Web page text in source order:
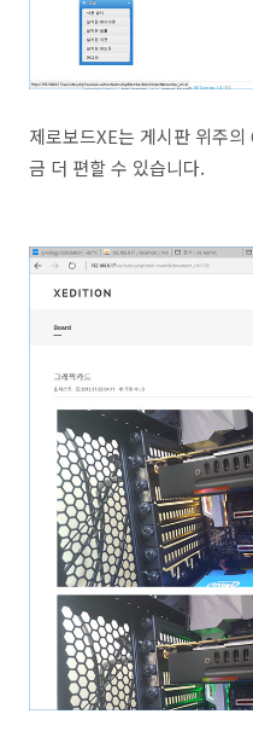
제로보드XE는 게시판 위주
금 더 편할 수 있습니다.